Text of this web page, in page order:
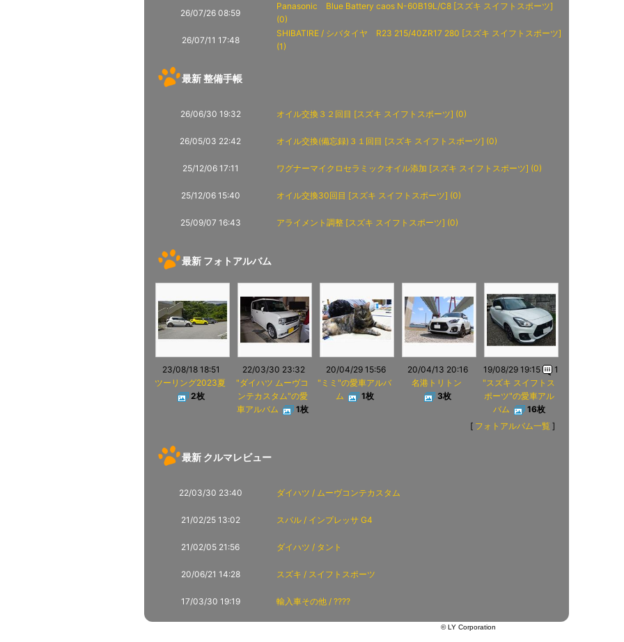
26/07/26 08:59
Panasonic Blue Battery caos N-60B19L/C8 [スズキ スイフトスポーツ]
(0)
26/07/11 17:48
SHIBATIRE / シバタイヤ R23 215/40ZR17 280 [スズキ スイフトスポーツ]
(1)
最新 整備手帳
26/06/30 19:32 オイル交換３２回目 [スズキ スイフトスポーツ] (0)
26/05/03 22:42 オイル交換(備忘録)３１回目 [スズキ スイフトスポーツ] (0)
25/12/06 17:11 ワグナーマイクロセラミックオイル添加 [スズキ スイフトスポーツ] (0)
25/12/06 15:40 オイル交換30回目 [スズキ スイフトスポーツ] (0)
25/09/07 16:43 アライメント調整 [スズキ スイフトスポーツ] (0)
最新 フォトアルバム
23/08/18 18:51
ツーリング2023夏
2枚
22/03/30 23:32
"ダイハツ ムーヴコ
ンテカスタム"の愛
車アルバム
1枚
20/04/29 15:56
"ミミ"の愛車アルバ
ム
1枚
20/04/13 20:16
名港トリトン
3枚
19/08/29 19:15
1
"スズキ スイフトス
ポーツ"の愛車アル
バム
16枚
[ フォトアルバム一覧 ]
最新 クルマレビュー
22/03/30 23:40 ダイハツ / ムーヴコンテカスタム
21/02/25 13:02 スバル / インプレッサ G4
21/02/05 21:56 ダイハツ / タント
20/06/21 14:28 スズキ / スイフトスポーツ
17/03/30 19:19 輸入車その他 / ????
© LY Corporation